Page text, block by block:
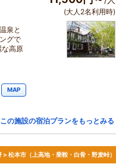
泉と
グで
な高原
MAP
(大人2名利用時)
この施設の宿泊プランをもっとみる
> 松本市（上高地・乗鞍・白骨・野麦峠）